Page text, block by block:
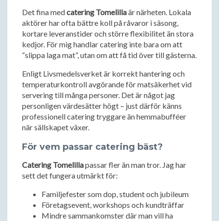
Det fina medcatering Tomelillaär närheten. Lokala
aktörer har ofta bättre koll på råvaror i säsong,
kortare leveranstider och större flexibilitet än stora
kedjor. För mig handlar catering inte bara om att
“slippa laga mat”, utan om att få tid över till gästerna.
Enligt Livsmedelsverket är korrekt hantering och
temperaturkontroll avgörande för matsäkerhet vid
servering till många personer. Det är något jag
personligen värdesätter högt – just därför känns
professionell catering tryggare än hemmabufféer
när sällskapet växer.
För vem passar catering bäst?
Catering Tomelillapassar fler än man tror. Jag har
sett det fungera utmärkt för:
Familjefester som dop, student och jubileum
Företagsevent, workshops och kundträffar
Mindre sammankomster där man vill ha